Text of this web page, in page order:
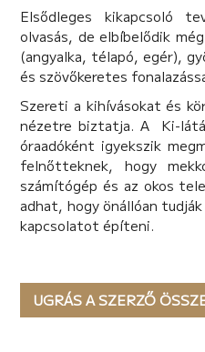
Elsődleges kikapcsoló
olvasás, de elbíbelődik
(angyalka, télapó, egér),
és szövőkeretes
Szereti a kihívásokat és
nézetre biztatja. A Ki-
óraadóként igyekszik
felnőtteknek, hogy
számítógép és az okos
adhat, hogy önállóan
kapcsolatot építeni.
UGRÁS A SZERZŐ